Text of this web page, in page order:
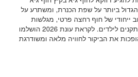
ביותר על שפת הכנרת, ומשתרע על
ייחודי של חוף רחצה פרטי, מגלשות
אקסטרים, בריכת גלים ומתקנים לילדים. לקראת עונת 2026 הושלמו
את הביקור לחוויה מלאה ומשודרגת